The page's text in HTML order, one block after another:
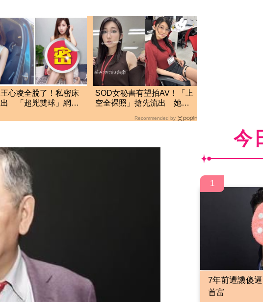
心凌全脫了！私密床
出 「超兇雙球」網暴
SOD女秘書有望拍AV！「上
空全裸照」搶先流出 她認
Recommended by
今
1
7年前遭譏傻
首富